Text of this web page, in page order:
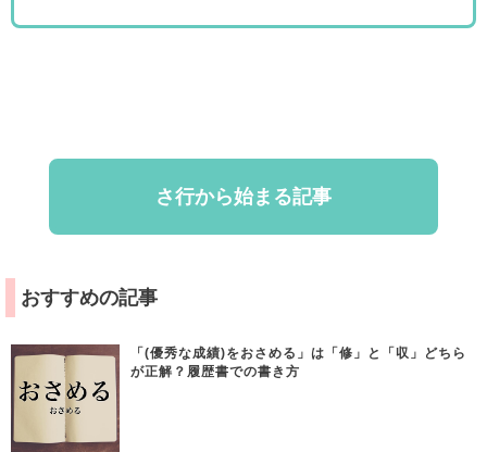
さ行から始まる記事
おすすめの記事
「(優秀な成績)をおさめる」は「修」と「収」どちら
が正解？履歴書での書き方